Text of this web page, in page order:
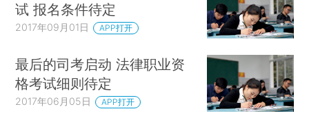
试 报名条件待定
2017年09月01日 APP打开
最后的司考启动 法律职业资
格考试细则待定
2017年06月05日 APP打开